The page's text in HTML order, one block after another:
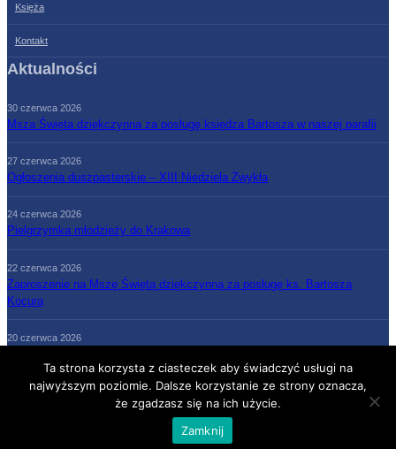
Księża
Kontakt
Aktualności
30 czerwca 2026
Msza Święta dziękczynna za posługę księdza Bartosza w naszej parafii
27 czerwca 2026
Ogłoszenia duszpasterskie – XIII Niedziela Zwykła
24 czerwca 2026
Pielgrzymka młodzieży do Krakowa
22 czerwca 2026
Zaproszenie na Mszę Świętą dziękczynną za posługę ks. Bartosza
Kocura
20 czerwca 2026
Grupy parafialne KsiężaKontakt
COPYRIGHT (C) X-T9 ALL RIGHTS RESERVED.
Ta strona korzysta z ciasteczek aby świadczyć usługi na
najwyższym poziomie. Dalsze korzystanie ze strony oznacza,
że zgadzasz się na ich użycie.
Zamknij